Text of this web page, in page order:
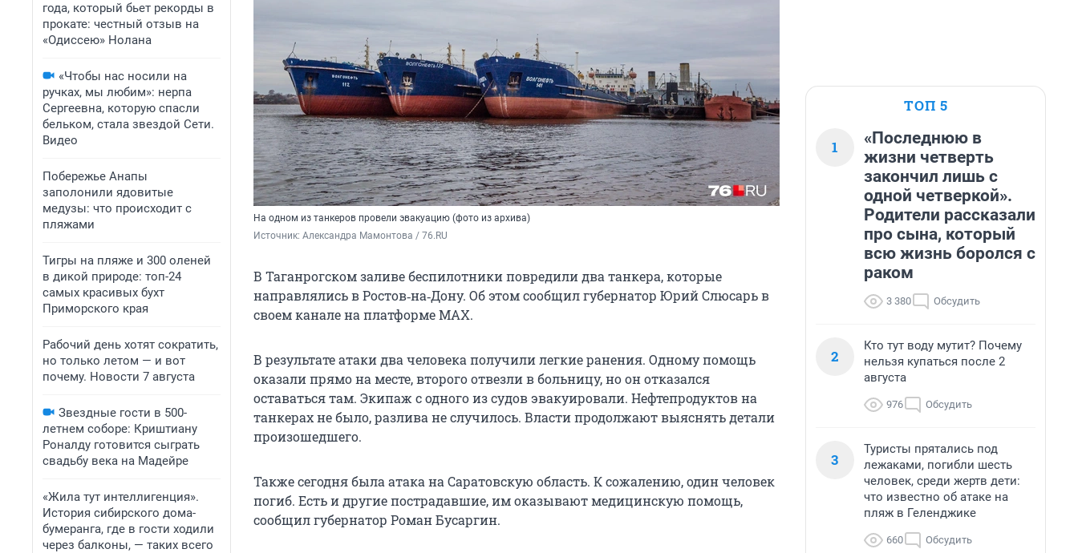
года, который бьет рекорды в
прокате: честный отзыв на
«Одиссею» Нолана
«Чтобы нас носили на
ручках, мы любим»: нерпа
Сергеевна, которую спасли
бельком, стала звездой Сети.
Видео
Побережье Анапы
заполонили ядовитые
медузы: что происходит с
пляжами
Тигры на пляже и 300 оленей
в дикой природе: топ-24
самых красивых бухт
Приморского края
Рабочий день хотят сократить,
но только летом — и вот
почему. Новости 7 августа
Звездные гости в 500-
летнем соборе: Криштиану
Роналду готовится сыграть
свадьбу века на Мадейре
«Жила тут интеллигенция».
История сибирского дома-
бумеранга, где в гости ходили
через балконы, — таких всего
На одном из танкеров провели эвакуацию (фото из архива)
Источник: Александра Мамонтова / 76.RU
В Таганрогском заливе беспилотники повредили два танкера, которые
направлялись в Ростов‑на‑Дону. Об этом сообщил губернатор Юрий Слюсарь в
своем канале на платформе MAX.
В результате атаки два человека получили легкие ранения. Одному помощь
оказали прямо на месте, второго отвезли в больницу, но он отказался
оставаться там. Экипаж с одного из судов эвакуировали. Нефтепродуктов на
танкерах не было, разлива не случилось. Власти продолжают выяснять детали
произошедшего.
Также сегодня была атака на Саратовскую область. К сожалению, один человек
погиб. Есть и другие пострадавшие, им оказывают медицинскую помощь,
сообщил губернатор Роман Бусаргин.
ТОП 5
1
«Последнюю в
жизни четверть
закончил лишь с
одной четверкой».
Родители рассказали
про сына, который
всю жизнь боролся с
раком
3 380 Обсудить
2
Кто тут воду мутит? Почему
нельзя купаться после 2
августа
976 Обсудить
3
Туристы прятались под
лежаками, погибли шесть
человек, среди жертв дети:
что известно об атаке на
пляж в Геленджике
660 Обсудить